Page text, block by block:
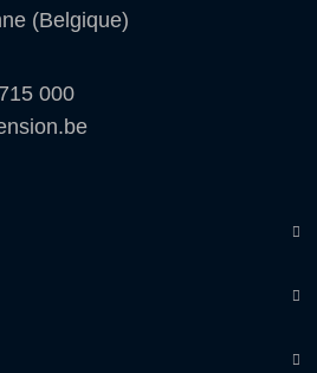
(Belgique)
000